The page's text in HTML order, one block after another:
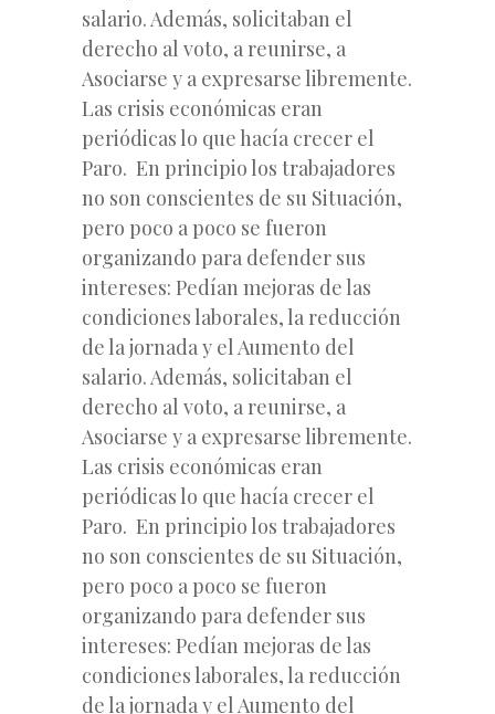
salario. Además, solicitaban el
derecho al voto, a reunirse, a
Asociarse y a expresarse libremente.
Las crisis económicas eran
periódicas lo que hacía crecer el
Paro. En principio los trabajadores
no son conscientes de su Situación,
pero poco a poco se fueron
organizando para defender sus
intereses: Pedían mejoras de las
condiciones laborales, la reducción
de la jornada y el Aumento del
salario. Además, solicitaban el
derecho al voto, a reunirse, a
Asociarse y a expresarse libremente.
Las crisis económicas eran
periódicas lo que hacía crecer el
Paro. En principio los trabajadores
no son conscientes de su Situación,
pero poco a poco se fueron
organizando para defender sus
intereses: Pedían mejoras de las
condiciones laborales, la reducción
de la jornada y el Aumento del